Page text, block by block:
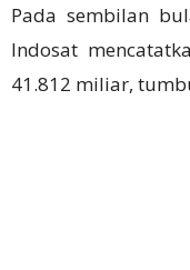
Pada sembilan
Indosat
41.812 miliar,